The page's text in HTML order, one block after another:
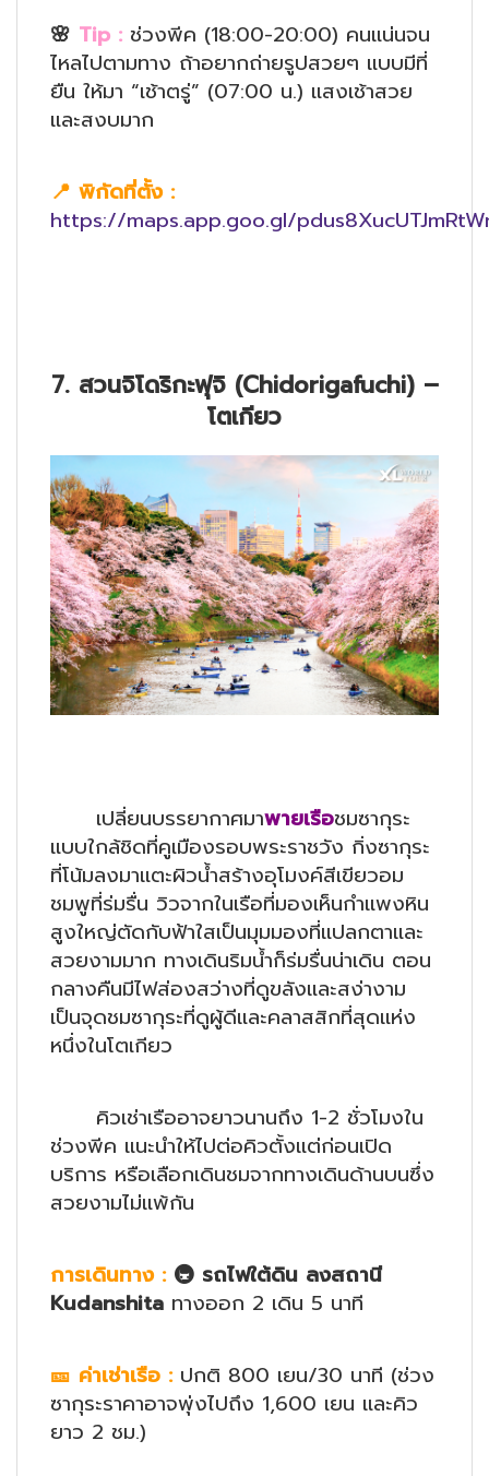
🌸 Tip : ช่วงพีค (18:00-20:00) คนแน่นจน
ไหลไปตามทาง ถ้าอยากถ่ายรูปสวยๆ แบบมีที่
ยืน ให้มา “เช้าตรู่” (07:00 น.) แสงเช้าสวย
และสงบมาก
📍 พิกัดที่ตั้ง :
https://maps.app.goo.gl/
7. สวนจิโดริกะฟุจิ (Chidorigafuchi) –
โตเกียว
เปลี่ยนบรรยากาศมาพายเรือชมซากุระ
แบบใกล้ชิดที่คูเมืองรอบพระราชวัง กิ่งซากุระ
ที่โน้มลงมาแตะผิวน้ำสร้างอุโมงค์สีเขียวอม
ชมพูที่ร่มรื่น วิวจากในเรือที่มองเห็นกำแพงหิน
สูงใหญ่ตัดกับฟ้าใสเป็นมุมมองที่แปลกตาและ
สวยงามมาก ทางเดินริมน้ำก็ร่มรื่นน่าเดิน ตอน
กลางคืนมีไฟส่องสว่างที่ดูขลังและสง่างาม
เป็นจุดชมซากุระที่ดูผู้ดีและคลาสสิกที่สุดแห่ง
หนึ่งในโตเกียว
คิวเช่าเรืออาจยาวนานถึง 1-2 ชั่วโมงใน
ช่วงพีค แนะนำให้ไปต่อคิวตั้งแต่ก่อนเปิด
บริการ หรือเลือกเดินชมจากทางเดินด้านบนซึ่ง
สวยงามไม่แพ้กัน
การเดินทาง : 🚇 รถไฟใต้ดิน ลงสถานี
Kudanshita ทางออก 2 เดิน 5 นาที
🎫 ค่าเช่าเรือ : ปกติ 800 เยน/30 นาที (ช่วง
ซากุระราคาอาจพุ่งไปถึง 1,600 เยน และคิว
ยาว 2 ชม.)